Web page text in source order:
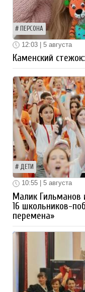
ПЕРСОНА
12:03 | 5 августа
Каменский
ДЕТИ
10:55 | 5 августа
Малик Гильманов
16 школьников-
перемена»